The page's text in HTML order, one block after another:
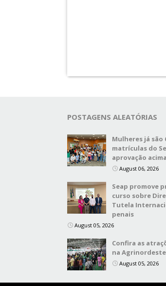
POSTAGENS ALEATÓRIAS
Mulheres já são
matrículas do
aprovação
August 06, 2026
Seap promove
curso sobre
Tutela
penais
August 05, 2026
Confira as
na Agrinordeste
August 05, 2026